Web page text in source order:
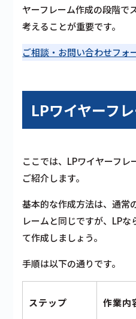
ヤーフレーム作成の段階で
考えることが重要です。
ご相談・お問い合わせフォ
LPワイヤーフ
ここでは、LPワイヤーフ
ご紹介します。
基本的な作成方法は、通常
レームと同じですが、LP
て作成しましょう。
手順は以下の通りです。
ステップ 作業内